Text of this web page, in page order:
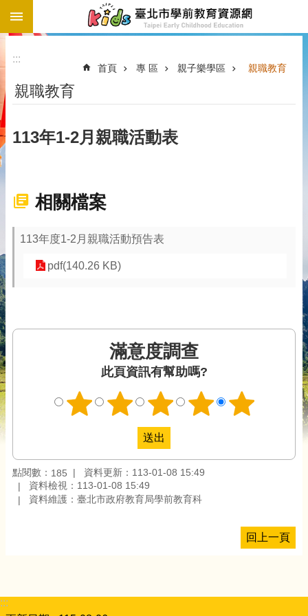
跳到主要內容區塊
:::
首頁 專 區 親子樂學區 親職教育
親職教育
113年1-2月親職活動表
相關檔案
113年度1-2月親職活動預告表
pdf(140.26 KB)
滿意度調查
此頁資訊有幫助嗎?
點閱數： 185
資料更新：113-01-08 15:49
資料檢視：113-01-08 15:49
資料維護：臺北市政府教育局學前教育科
回上一頁
:::